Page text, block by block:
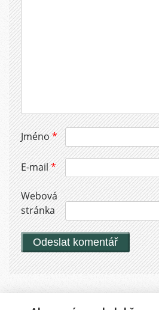
Jméno*
E-mail*
Webová
stránka